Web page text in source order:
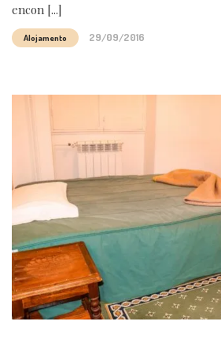
encon [...]
Alojamento 29/09/2016